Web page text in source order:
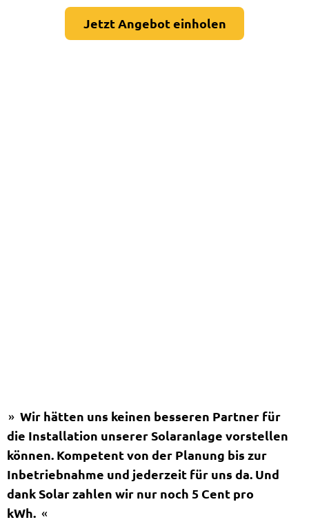
Jetzt Angebot einholen
Wir hätten uns keinen besseren Partner für
die Installation unserer Solaranlage vorstellen
können. Kompetent von der Planung bis zur
Inbetriebnahme und jederzeit für uns da. Und
dank Solar zahlen wir nur noch 5 Cent pro
kWh.